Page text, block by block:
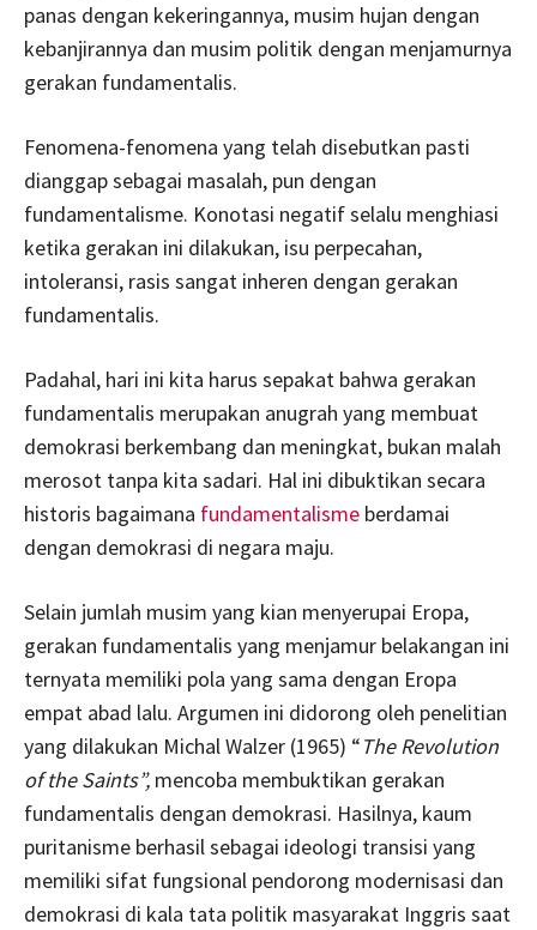
panas dengan kekeringannya, musim hujan dengan
kebanjirannya dan musim politik dengan menjamurnya
gerakan fundamentalis.
Fenomena-fenomena yang telah disebutkan pasti
dianggap sebagai masalah, pun dengan
fundamentalisme. Konotasi negatif selalu menghiasi
ketika gerakan ini dilakukan, isu perpecahan,
intoleransi, rasis sangat inheren dengan gerakan
fundamentalis.
Padahal, hari ini kita harus sepakat bahwa gerakan
fundamentalis merupakan anugrah yang membuat
demokrasi berkembang dan meningkat, bukan malah
merosot tanpa kita sadari. Hal ini dibuktikan secara
historis bagaimana fundamentalisme berdamai
dengan demokrasi di negara maju.
Selain jumlah musim yang kian menyerupai Eropa,
gerakan fundamentalis yang menjamur belakangan ini
ternyata memiliki pola yang sama dengan Eropa
empat abad lalu. Argumen ini didorong oleh penelitian
yang dilakukan Michal Walzer (1965) “The Revolution
of the Saints”, mencoba membuktikan gerakan
fundamentalis dengan demokrasi. Hasilnya, kaum
puritanisme berhasil sebagai ideologi transisi yang
memiliki sifat fungsional pendorong modernisasi dan
demokrasi di kala tata politik masyarakat Inggris saat